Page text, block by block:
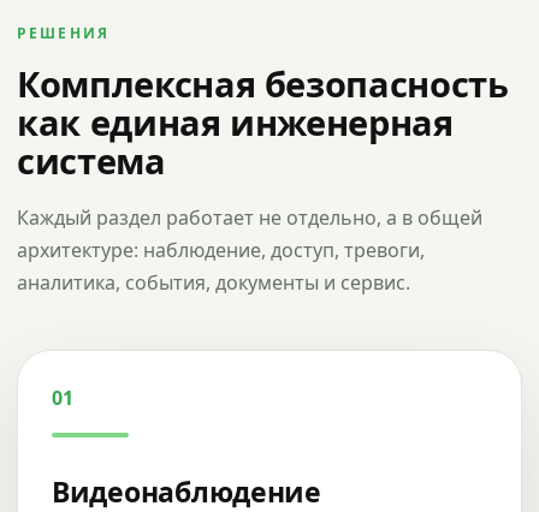
РЕШЕНИЯ
Комплексная безопасность
как единая инженерная
система
Каждый раздел работает не отдельно, а в общей
архитектуре: наблюдение, доступ, тревоги,
аналитика, события, документы и сервис.
01
Видеонаблюдение